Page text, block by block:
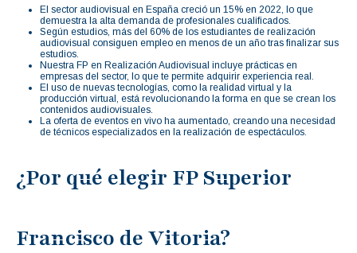
El sector audiovisual en España creció un 15% en 2022, lo que
demuestra la alta demanda de profesionales cualificados.
Según estudios, más del 60% de los estudiantes de realización
audiovisual consiguen empleo en menos de un año tras finalizar sus
estudios.
Nuestra FP en Realización Audiovisual incluye prácticas en
empresas del sector, lo que te permite adquirir experiencia real.
El uso de nuevas tecnologías, como la realidad virtual y la
producción virtual, está revolucionando la forma en que se crean los
contenidos audiovisuales.
La oferta de eventos en vivo ha aumentado, creando una necesidad
de técnicos especializados en la realización de espectáculos.
¿Por qué elegir FP Superior
Francisco de Vitoria?